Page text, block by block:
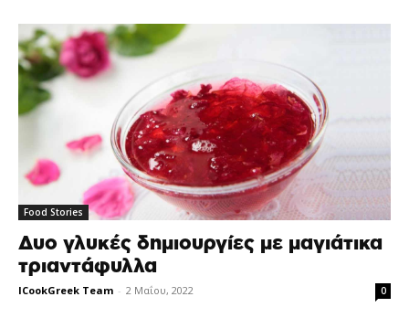
Food Stories
Δυο γλυκές δημιουργίες με μαγιάτικα
τριαντάφυλλα
ICookGreek Team - 2 Μαΐου, 2022 0